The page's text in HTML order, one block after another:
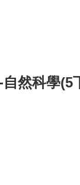
然科學(5